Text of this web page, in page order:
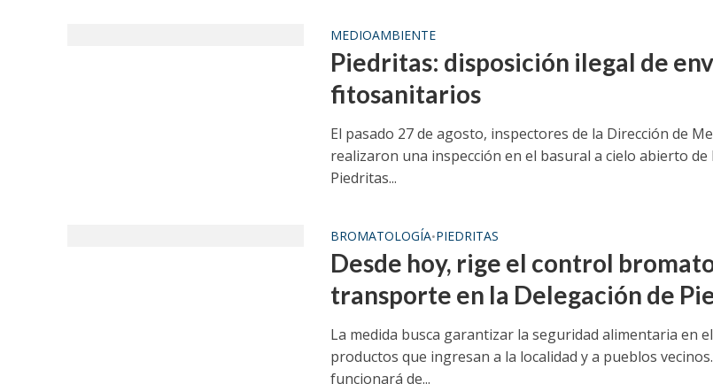
MEDIOAMBIENTE
Piedritas: disposición ilegal de
fitosanitarios
El pasado 27 de agosto, inspectores de la Dirección de
realizaron una inspección en el basural a cielo abierto de
Piedritas...
BROMATOLOGÍA•PIEDRITAS
Desde hoy, rige el control
transporte en la Delegación de
La medida busca garantizar la seguridad alimentaria en
productos que ingresan a la localidad y a pueblos
funcionará de...